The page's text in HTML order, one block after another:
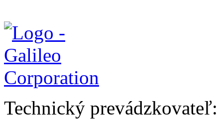
Technický prevádzkovateľ: